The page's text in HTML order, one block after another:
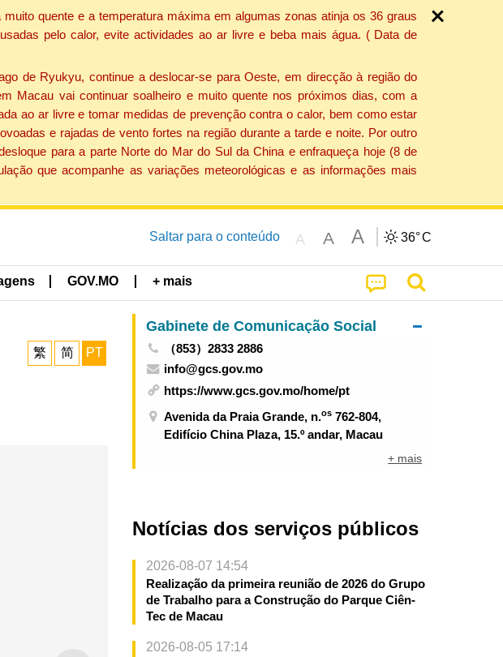
quente e a temperatura máxima em algumas zonas atinja os 36 graus
pelo calor, evite actividades ao ar livre e beba mais água. ( Data de
de Ryukyu, continue a deslocar-se para Oeste, em direcção à região do
Macau vai continuar soalheiro e muito quente nos próximos dias, com a
ao ar livre e tomar medidas de prevenção contra o calor, bem como estar
e rajadas de vento fortes na região durante a tarde e noite. Por outro
para a parte Norte do Mar do Sul da China e enfraqueça hoje (8 de
que acompanhe as variações meteorológicas e as informações mais
Saltar para o conteúdo A A A 36°C
GOV.MO + mais
繁 简 PT
Gabinete de Comunicação Social
（853）2833 2886
info@gcs.gov.mo
https://www.gcs.gov.mo/home/pt
Avenida da Praia Grande, n.os 762-804,
Edifício China Plaza, 15.º andar, Macau
+ mais
Notícias dos serviços públicos
2026-08-07 14:54
Realização da primeira reunião de 2026 do Grupo
de Trabalho para a Construção do Parque Ciên-
Tec de Macau
2026-08-05 17:14